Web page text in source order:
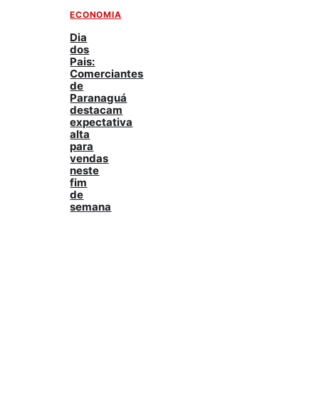
ECONOMIA
Dia
dos
Pais:
Comerciantes
de
Paranaguá
destacam
expectativa
alta
para
vendas
neste
fim
de
semana